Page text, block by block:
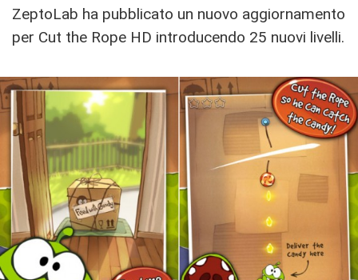
ZeptoLab ha pubblicato un nuovo aggiornamento
per Cut the Rope HD introducendo 25 nuovi livelli.